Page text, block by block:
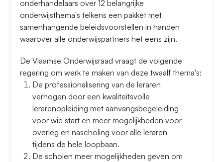
onderhandelaars over 12 belangrijke
onderwijsthema's telkens een pakket met
samenhangende beleidsvoorstellen in handen
waarover alle onderwijspartners het eens zijn.
De Vlaamse Onderwijsraad vraagt de volgende
regering om werk te maken van deze twaalf thema's:
De professionalisering van de leraren
verhogen door een kwaliteitsvolle
lerarenopleiding met aanvangsbegeleiding
voor wie start en meer mogelijkheden voor
overleg en nascholing voor alle leraren
tijdens de hele loopbaan.
De scholen meer mogelijkheden geven om